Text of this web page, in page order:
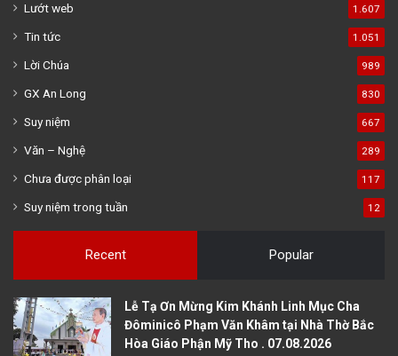
Lướt web 1.607
Tin tức 1.051
Lời Chúa 989
GX An Long 830
Suy niệm 667
Văn – Nghệ 289
Chưa được phân loại 117
Suy niệm trong tuần 12
Recent Popular
Lễ Tạ Ơn Mừng Kim Khánh Linh Mục Cha
Đôminicô Phạm Văn Khâm tại Nhà Thờ Bắc
Hòa Giáo Phận Mỹ Tho . 07.08.2026